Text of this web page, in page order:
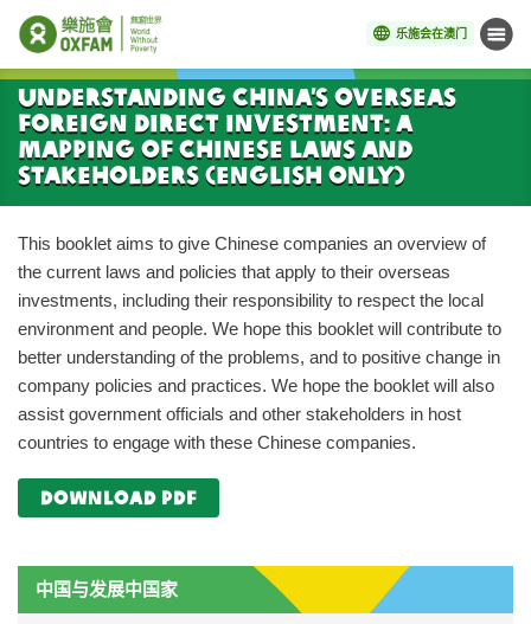
乐施会在澳门 菜单
开始主要内容
Understanding China’s Overseas
Foreign Direct Investment: A
Mapping of Chinese Laws and
Stakeholders (English Only)
中国与发展中国家
This booklet aims to give Chinese companies an overview of
the current laws and policies that apply to their overseas
investments, including their responsibility to respect the local
environment and people. We hope this booklet will contribute to
better understanding of the problems, and to positive change in
company policies and practices. We hope the booklet will also
assist government officials and other stakeholders in host
countries to engage with these Chinese companies.
download pdf